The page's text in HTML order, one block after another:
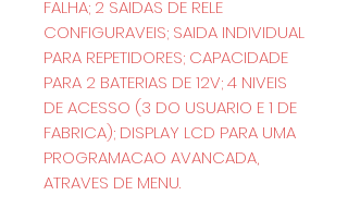
FALHA; 2 SAIDAS DE RELE
CONFIGURAVEIS; SAIDA INDIVIDUAL
PARA REPETIDORES; CAPACIDADE
PARA 2 BATERIAS DE 12V; 4 NIVEIS
DE ACESSO (3 DO USUARIO E 1 DE
FABRICA); DISPLAY LCD PARA UMA
PROGRAMACAO AVANCADA,
ATRAVES DE MENU.